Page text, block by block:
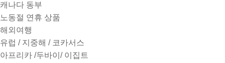
캐나다 동부
노동절 연휴 상품
해외여행
유럽 / 지중해 / 코카서스
아프리카 /두바이/ 이집트